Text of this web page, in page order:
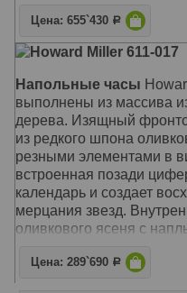
Корпус: Виндзорская
Звуковой сигнал:
Размер: 217 x 56 х 32 см
Цена: 655`430 Р
Howard Miller 611-017
Напольные часы
выполнены из массива
дерева. Изящный
из редкого шпона
резными элементами в
встроенная позади
календарь и создает
мерцания звезд.
оливкового ясеня с
Механизм:
Цена: 289`690 Р